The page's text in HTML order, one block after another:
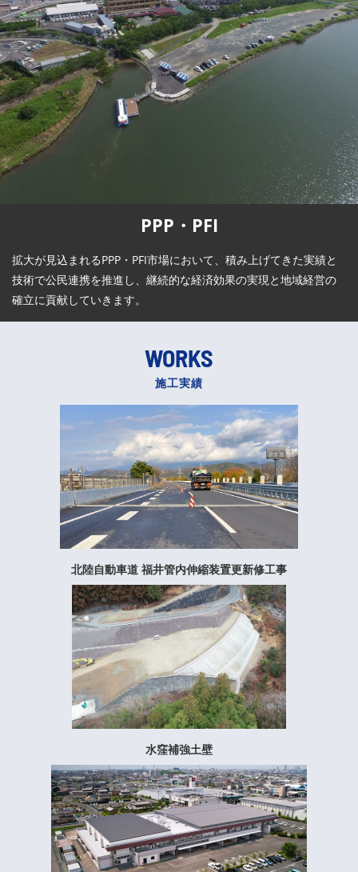
PPP・PFI
拡大が見込まれるPPP・PFI市場において、積み上げてきた実績と
技術で公民連携を推進し、継続的な経済効果の実現と地域経営の
確立に貢献していきます。
WORKS
施工実績
北陸自動車道 福井管内伸縮装置更新修工事
水窪補強土壁